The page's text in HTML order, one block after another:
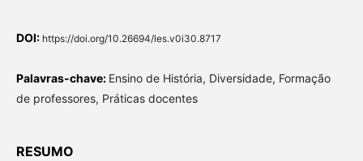
DOI: https://doi.org/10.26694/les.v0i30.8717
Palavras-chave: Ensino de História, Diversidade, Formação
de professores, Práticas docentes
RESUMO